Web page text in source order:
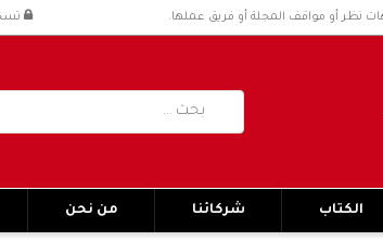
نظر أو مواقف المجلة أو فريق عملها.
الكتاب شركائنا من نحن